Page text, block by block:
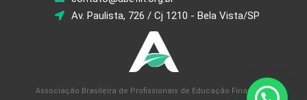
Av. Paulista, 726 / Cj 1210 - Bela Vista/SP
Associação Brasileira de Profissionais de Educação Financeira